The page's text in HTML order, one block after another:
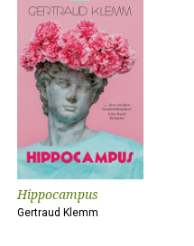
Hippocampus
Gertraud Klemm